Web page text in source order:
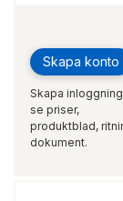
Skapa konto
Skapa
se priser,
produktblad,
dokument.